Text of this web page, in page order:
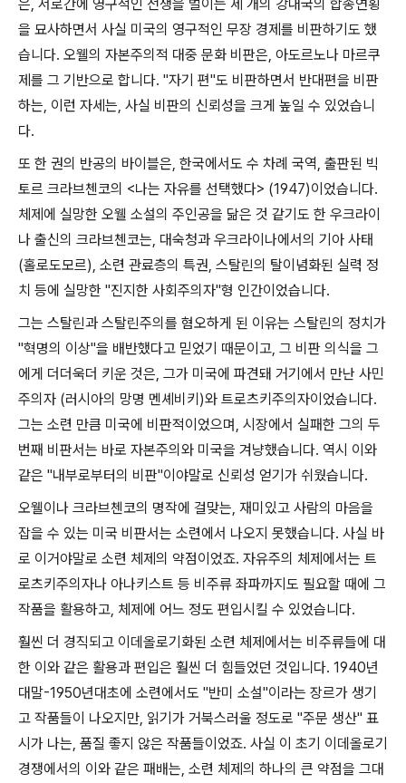
은, 서로간에 영구적인 전쟁을 벌이는 세 개의 강대국의 합종연횡
을 묘사하면서 사실 미국의 영구적인 무장 경제를 비판하기도 했
습니다. 오웰의 자본주의적 대중 문화 비판은, 아도르노나 마르쿠
제를 그 기반으로 합니다. "자기 편"도 비판하면서 반대편을 비판
하는, 이런 자세는, 사실 비판의 신뢰성을 크게 높일 수 있었습니
다.
또 한 권의 반공의 바이블은, 한국에서도 수 차례 국역, 출판된 빅
토르 크라브첸코의 <나는 자유를 선택했다> (1947)이었습니다.
체제에 실망한 오웰 소설의 주인공을 닮은 것 같기도 한 우크라이
나 출신의 크라브첸코는, 대숙청과 우크라이나에서의 기아 사태
(홀로도모르), 소련 관료층의 특권, 스탈린의 탈이념화된 실력 정
치 등에 실망한 "진지한 사회주의자"형 인간이었습니다.
그는 스탈린과 스탈린주의를 혐오하게 된 이유는 스탈린의 정치가
"혁명의 이상"을 배반했다고 믿었기 때문이고, 그 비판 의식을 그
에게 더더욱더 키운 것은, 그가 미국에 파견돼 거기에서 만난 사민
주의자 (러시아의 망명 멘셰비키 )와 트로츠키주의자이었습니다.
그는 소련 만큼 미국에 비판적이었으며, 시장에서 실패한 그의 두
번째 비판서는 바로 자본주의와 미국을 겨냥했습니다. 역시 이와
같은 "내부로부터의 비판"이야말로 신뢰성 얻기가 쉬웠습니다.
오웰이나 크라브첸코의 명작에 걸맞는, 재미있고 사람의 마음을
잡을 수 있는 미국 비판서는 소련에서 나오지 못했습니다. 사실 바
로 이거야말로 소련 체제의 약점이었죠. 자유주의 체제에서는 트
로츠키주의자나 아나키스트 등 비주류 좌파까지도 필요할 때에 그
작품을 활용하고, 체제에 어느 정도 편입시킬 수 있었습니다.
훨씬 더 경직되고 이데올로기화된 소련 체제에서는 비주류들에 대
한 이와 같은 활용과 편입은 훨씬 더 힘들었던 것입니다. 1940년
대말-1950년대초에 소련에서도 "반미 소설"이라는 장르가 생기
고 작품들이 나오지만, 읽기가 거북스러울 정도로 "주문 생산" 표
시가 나는, 품질 좋지 않은 작품들이었죠. 사실 이 초기 이데올로기
경쟁에서의 이와 같은 패배는, 소련 체제의 하나의 큰 약점을 그대